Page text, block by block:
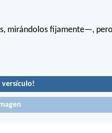
mirándolos fijamente—,
versículo!